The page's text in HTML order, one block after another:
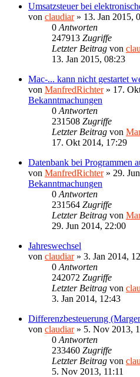
Umsatzsteuer bei
von claudiar» 13. Jan 2015,
0 Antworten
247913 Zugriffe
Letzter Beitrag von
13. Jan 2015, 08:23
Mac-... kann nicht gestartet
von ManfredRichter» 17.
Bekanntmachungen
0 Antworten
231508 Zugriffe
Letzter Beitrag von
17. Okt 2014, 17:29
Datenbank bei Programmen
von ManfredRichter» 29.
Bekanntmachungen
0 Antworten
231564 Zugriffe
Letzter Beitrag von
29. Jun 2014, 22:00
Jahreswechsel
von claudiar» 3. Jan 2014,
0 Antworten
242072 Zugriffe
Letzter Beitrag von
3. Jan 2014, 12:43
Differenzbesteuerung
von claudiar» 5. Nov 2013,
0 Antworten
233460 Zugriffe
Letzter Beitrag von
5. Nov 2013, 11:11